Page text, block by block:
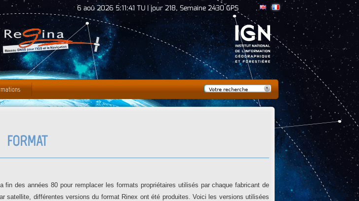
Jump to Navigation 6 aoû 2026 5:11:42 TU | jour 218, Semaine 2430 GPS
FORMAT
des années 80 pour remplacer les formats propriétaires utilisés par chaque fabricant de
satellite, différentes versions du format Rinex ont été produites. Voici les versions utilisées
Formulaire de
Rechercher